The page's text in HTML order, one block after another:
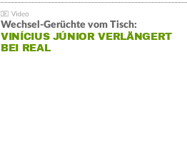
Wechsel-Gerüchte vom Tisch:
VINÍCIUS JÚNIOR VERLÄNGERT
BEI REAL